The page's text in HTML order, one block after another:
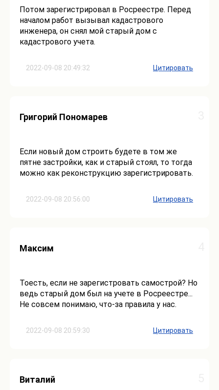
2022-09-08 20:49:32
Потом зарегистрировал в Росреестре. Перед
началом работ вызывал кадастрового
инженера, он снял мой старый дом с
кадастрового учета.
Цитировать
2022-09-08 20:56:00
Григорий Пономарев
Если новый дом строить будете в том же
пятне застройки, как и старый стоял, то тогда
можно как реконструкцию зарегистрировать.
Цитировать
2022-09-08 20:59:30
Максим
Тоесть, если не зарегистровать самострой? Но
ведь старый дом был на учете в Росреестре...
Не совсем понимаю, что-за правила у нас.
Цитировать
Виталий